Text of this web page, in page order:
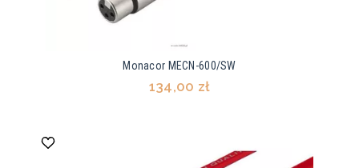
Monacor MECN-600/SW
134,00 zł